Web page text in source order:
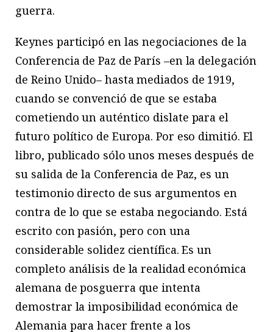
guerra.
Keynes participó en las negociaciones de la
Conferencia de Paz de París –en la delegación
de Reino Unido– hasta mediados de 1919,
cuando se convenció de que se estaba
cometiendo un auténtico dislate para el
futuro político de Europa. Por eso dimitió. El
libro, publicado sólo unos meses después de
su salida de la Conferencia de Paz, es un
testimonio directo de sus argumentos en
contra de lo que se estaba negociando. Está
escrito con pasión, pero con una
considerable solidez científica. Es un
completo análisis de la realidad económica
alemana de posguerra que intenta
demostrar la imposibilidad económica de
Alemania para hacer frente a los